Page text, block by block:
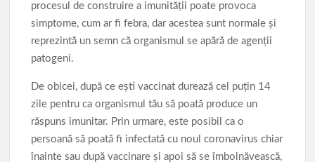
procesul de construire a imunității poate provoca
simptome, cum ar fi febra, dar acestea sunt normale și
reprezintă un semn că organismul se apără de agenții
patogeni.
De obicei, după ce ești vaccinat durează cel puțin 14
zile pentru ca organismul tău să poată produce un
răspuns imunitar. Prin urmare, este posibil ca o
persoană să poată fi infectată cu noul coronavirus chiar
înainte sau după vaccinare și apoi să se îmbolnăvească,